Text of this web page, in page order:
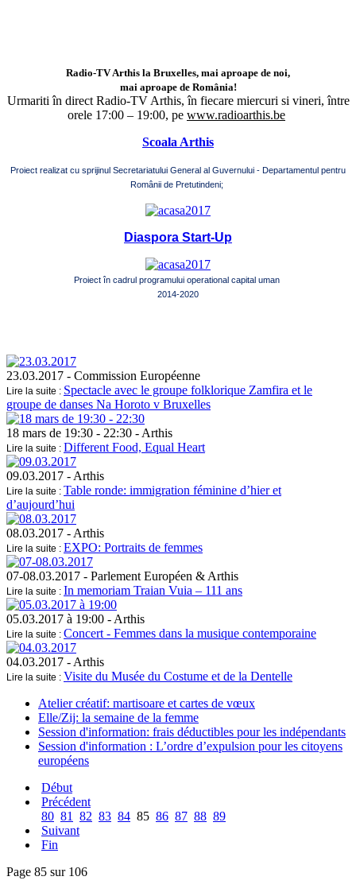
Radio-TV Arthis la Bruxelles, mai aproape de noi,
mai aproape de România!
Urmariti în direct Radio-TV Arthis, în fiecare miercuri si vineri, între
orele 17:00 – 19:00, pe www.radioarthis.be
Scoala Arthis
Proiect realizat cu sprijinul Secretariatului General al Guvernului - Departamentul pentru
Românii de Pretutindeni;
Diaspora Start-Up
Proiect în cadrul programului operational capital uman
2014-2020
23.03.2017 - Commission Européenne
Lire la suite : Spectacle avec le groupe folklorique Zamfira et le
groupe de danses Na Horoto v Bruxelles
18 mars de 19:30 - 22:30 - Arthis
Lire la suite : Different Food, Equal Heart
09.03.2017 - Arthis
Lire la suite : Table ronde: immigration féminine d’hier et
d’aujourd’hui
08.03.2017 - Arthis
Lire la suite : EXPO: Portraits de femmes
07-08.03.2017 - Parlement Européen & Arthis
Lire la suite : In memoriam Traian Vuia – 111 ans
05.03.2017 à 19:00 - Arthis
Lire la suite : Concert - Femmes dans la musique contemporaine
04.03.2017 - Arthis
Lire la suite : Visite du Musée du Costume et de la Dentelle
Atelier créatif: martisoare et cartes de vœux
Elle/Zij: la semaine de la femme
Session d'information: frais déductibles pour les indépendants
Session d'information : L’ordre d’expulsion pour les citoyens
européens
Début
Précédent
80 81 82 83 84 85 86 87 88 89
Suivant
Fin
Page 85 sur 106